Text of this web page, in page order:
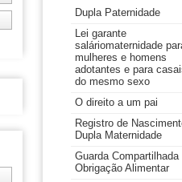
Dupla Paternidade
Lei garante
saláriomaternidade
mulheres e homens
adotantes e para
do mesmo sexo
O direito a um pai
Registro de
Dupla Maternidade
Guarda Compartilhada
Obrigação Alimentar